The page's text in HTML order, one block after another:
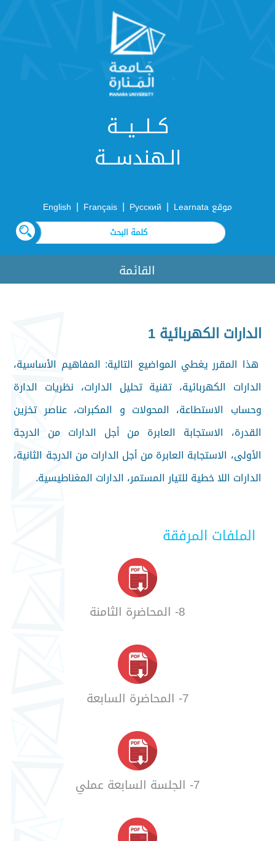
كــلـــيـــة
الـهندســـة
موقع Learnata |
Русский
|
Français
|
English
القائمة
الدارات الكهربائية 1
هذا المقرر يغطي المواضيع التالية: المفاهيم الأساسية،
الدارات الكهربائية، تقنية تحليل الدارات، نظريات الدارة
وحساب الاستطاعة، المحولات و المكبرات، عناصر تخزين
القدرة، الاستجابة العابرة من أجل الدارات من الدرجة
الأولى، الاستجابة العابرة من أجل الدارات من الدرجة الثانية،
الدارات اللا خطية للتيار المستمر، الدارات المغناطيسية.
الملفات المرفقة
8- المحاضرة الثامنة
7- المحاضرة السابعة
7- الجلسة السابعة عملي